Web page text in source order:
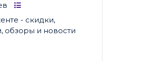
- скидки,
обзоры и новости